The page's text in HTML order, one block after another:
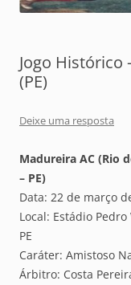
Jogo Histórico
(PE)
Deixe uma resposta
Madureira AC (Rio
– PE)
Data: 22 de março
Local: Estádio
PE
Caráter: Amistoso
Árbitro: Costa